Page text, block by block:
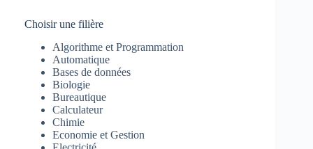
Choisir une filière
Algorithme et Programmation
Automatique
Bases de données
Biologie
Bureautique
Calculateur
Chimie
Economie et Gestion